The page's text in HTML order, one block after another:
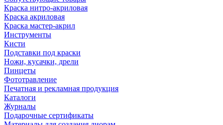
Краска нитро-акриловая
Краска акриловая
Краска мастер-акрил
Инструменты
Кисти
Подставки под краски
Ножи, кусачки, дрели
Пинцеты
Фототравление
Печатная и рекламная продукция
Каталоги
Журналы
Подарочные сертификаты